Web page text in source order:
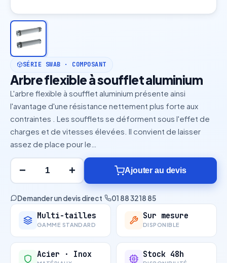
SÉRIE SWAB · COMPOSANT
Arbre flexible à soufflet aluminium
L'arbre flexible à soufflet aluminium présente ainsi
l'avantage d'une résistance nettement plus forte aux
contraintes . Les soufflets se déforment sous l'effet de
charges et de vitesses élevées. Il convient de laisser
assez de place pour le…
− + Ajouter au devis
Demander un devis direct· 01 88 32 18 85
Multi-tailles
GAMME STANDARD
Sur mesure
DISPONIBLE
Acier · Inox Stock 48h